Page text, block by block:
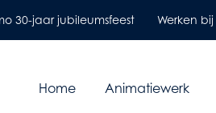
30-jaar jubileumsfeest Werken
Home Animatiewerk